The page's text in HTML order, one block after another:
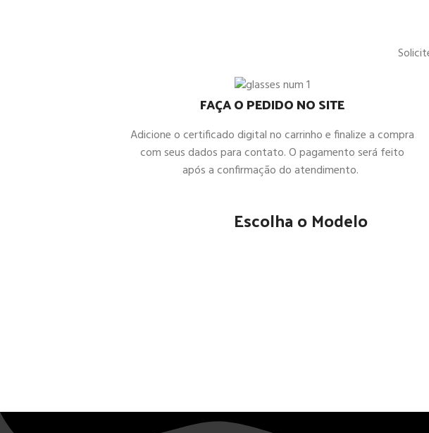
FAÇA O PEDIDO NO SITE
Adicione o certificado digital no carrinho e finalize a compra
com seus dados para contato. O pagamento será feito
após a confirmação do atendimento.
Escolha o Modelo